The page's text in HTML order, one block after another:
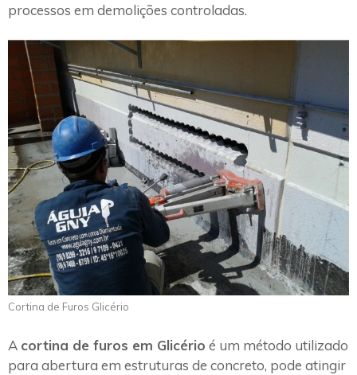
processos em demolições controladas.
Cortina de Furos Glicério
A cortina de furos em Glicério é um método utilizado
para abertura em estruturas de concreto, pode atingir